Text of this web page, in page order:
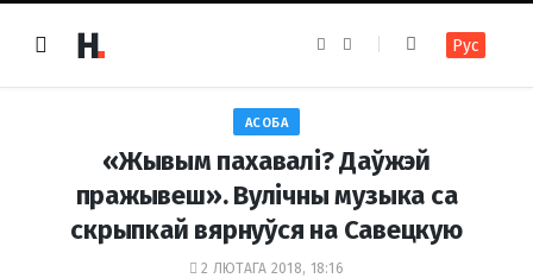
e
k
t
a
m
Рус
АСОБА
«Жывым пахавалі? Даўжэй
пражывеш». Вулічны музыка са
скрыпкай вярнуўся на Савецкую
2 ЛЮТАГА 2018, 18:16